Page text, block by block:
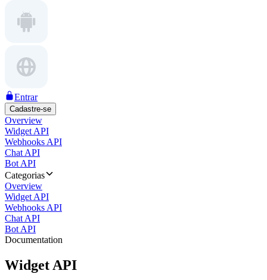
Entrar
Cadastre-se
Overview
Widget API
Webhooks API
Chat API
Bot API
Categorias
Overview
Widget API
Webhooks API
Chat API
Bot API
Documentation
Widget API